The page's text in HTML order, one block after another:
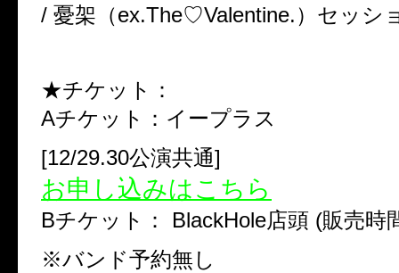
/ 憂架（ex.The♡Valentine.）セッシ
★チケット：
Aチケット：イープラス
[12/29.30公演共通]
お申し込みはこちら
Bチケット： BlackHole店頭 (販売時
※バンド予約無し